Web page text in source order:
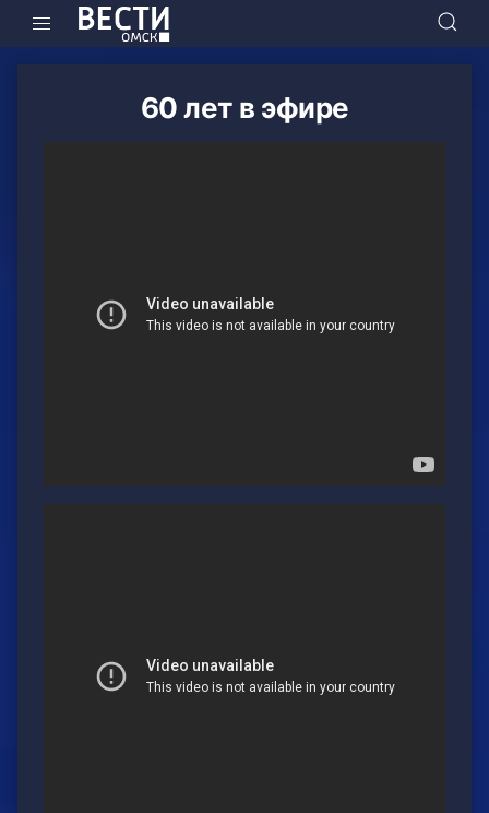
60 лет в эфире